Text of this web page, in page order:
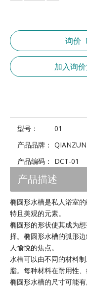
询价
加入询
型号：
01
产品品牌：
产品编码：
DCT-01
产品描述
椭圆形水槽是私人浴室
特且美观的元素。
椭圆形的形状使其成为
择。椭圆形水槽的弧形
人愉悦的焦点。
水槽可以由不同的材料
脂。每种材料在耐用性
椭圆形水槽的尺寸可能